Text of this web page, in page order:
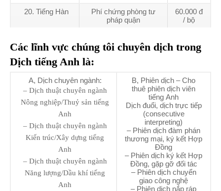
20. Tiếng Hàn
Phí chứng phòng tư
pháp quận
60.000 đ
/ bộ
Các lĩnh vực chúng tôi chuyên dịch trong
Dịch tiếng Anh là:
A, Dịch chuyên ngành:
– Dịch thuật chuyên ngành
Nông nghiệp/Thuỷ sản tiếng
Anh
– Dịch thuật chuyên ngành
Kiến trúc/Xây dựng tiếng
Anh
– Dịch thuật chuyên ngành
Năng lượng/Dầu khí tiếng
Anh
B, Phiên dịch – Cho
thuê phiên dịch viên
tiếng Anh
Dịch đuổi, dịch trực tiếp
(consecutive
interpreting)
– Phiên dịch đàm phán
thương mại, ký kết Hợp
Đồng
– Phiên dịch ký kết Hợp
Đồng, gặp gỡ đối tác
– Phiên dịch chuyển
giao công nghệ
– Phiên dịch nắp ráp